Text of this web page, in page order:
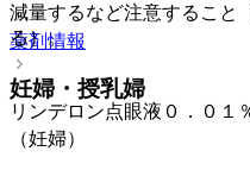
薬剤情報
リンデロン点眼液０．０１
減量するなど注意すること
る）。
妊婦・授乳婦
（妊婦）